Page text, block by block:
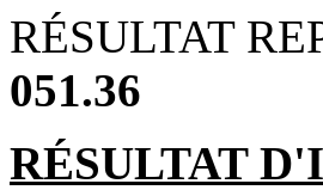
RÉSULTAT
051.36
RÉSULTAT